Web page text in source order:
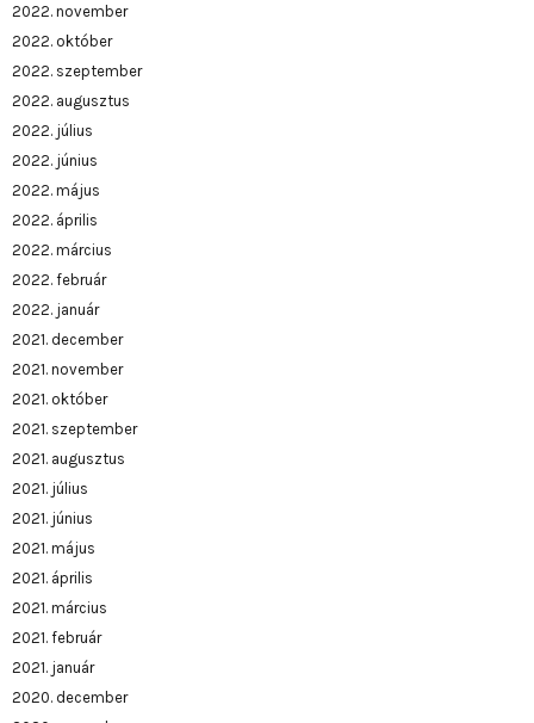
2022. november
2022. október
2022. szeptember
2022. augusztus
2022. július
2022. június
2022. május
2022. április
2022. március
2022. február
2022. január
2021. december
2021. november
2021. október
2021. szeptember
2021. augusztus
2021. július
2021. június
2021. május
2021. április
2021. március
2021. február
2021. január
2020. december